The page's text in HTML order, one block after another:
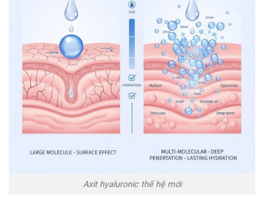
Axit hyaluronic thế hệ mới